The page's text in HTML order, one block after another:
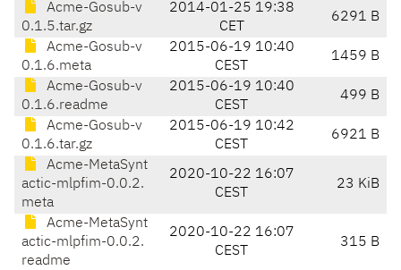
Acme-Gosub-v
0.1.5.tar.gz
2014-01-25 19:38
CET
6291 B
Acme-Gosub-v
0.1.6.meta
2015-06-19 10:40
CEST
1459 B
Acme-Gosub-v
0.1.6.readme
2015-06-19 10:40
CEST
499 B
Acme-Gosub-v
0.1.6.tar.gz
2015-06-19 10:42
CEST
6921 B
Acme-MetaSynt
actic-mlpfim-0.0.2.
meta
2020-10-22 16:07
CEST
23 KiB
Acme-MetaSynt
actic-mlpfim-0.0.2.
readme
2020-10-22 16:07
CEST
315 B